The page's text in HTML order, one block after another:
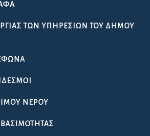
ΤΩΝ ΥΠΗΡΕΣΙΏΝ ΤΟΥ ΔΉΜΟΥ
ΝΕΡΟΎ